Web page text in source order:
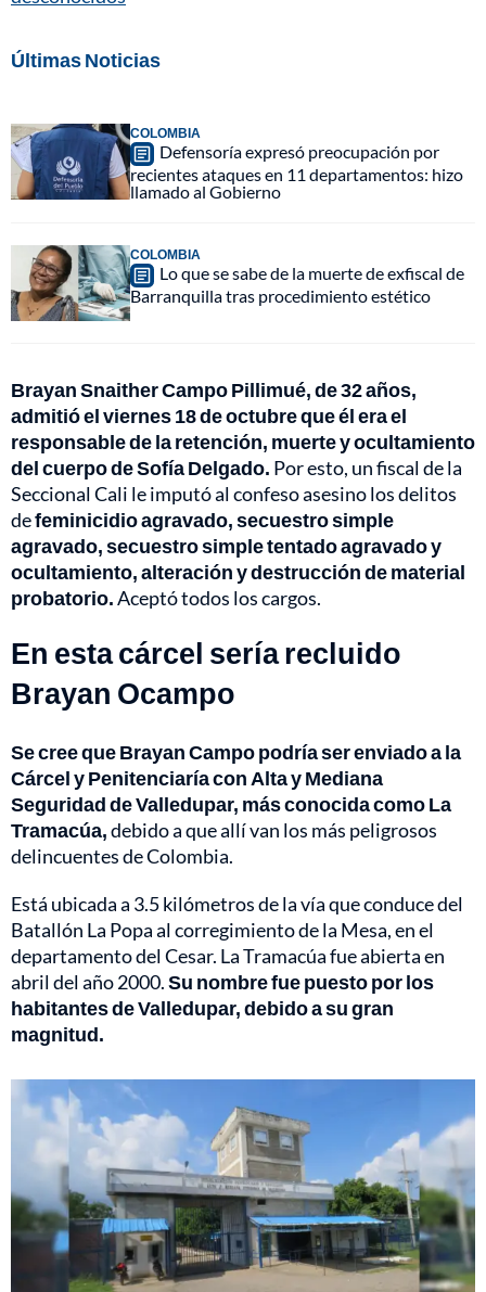
Últimas Noticias
COLOMBIA
Defensoría expresó preocupación por
recientes ataques en 11 departamentos: hizo
llamado al Gobierno
COLOMBIA
Lo que se sabe de la muerte de exfiscal de
Barranquilla tras procedimiento estético
Brayan Snaither Campo Pillimué, de 32 años,
admitió el viernes 18 de octubre que él era el
responsable de la retención, muerte y ocultamiento
del cuerpo de Sofía Delgado. Por esto, un fiscal de la
Seccional Cali le imputó al confeso asesino los delitos
defeminicidio agravado, secuestro simple
agravado, secuestro simple tentado agravado y
ocultamiento, alteración y destrucción de material
probatorio.Aceptó todos los cargos.
En esta cárcel sería recluido
Brayan Ocampo
Se cree que Brayan Campo podría ser enviado a la
Cárcel y Penitenciaría con Alta y Mediana
Seguridad de Valledupar, más conocida como La
Tramacúa,debido a que allí van los más peligrosos
delincuentes de Colombia.
Está ubicada a 3.5 kilómetros de la vía que conduce del
Batallón La Popa al corregimiento de la Mesa, en el
departamento del Cesar. La Tramacúa fue abierta en
abril del año 2000.Su nombre fue puesto por los
habitantes de Valledupar, debido a su gran
magnitud.